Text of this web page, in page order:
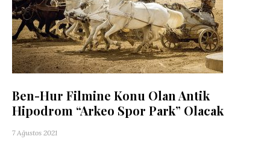
Ben-Hur Filmine Konu Olan Antik
Hipodrom “Arkeo Spor Park” Olacak
7 Ağustos 2021